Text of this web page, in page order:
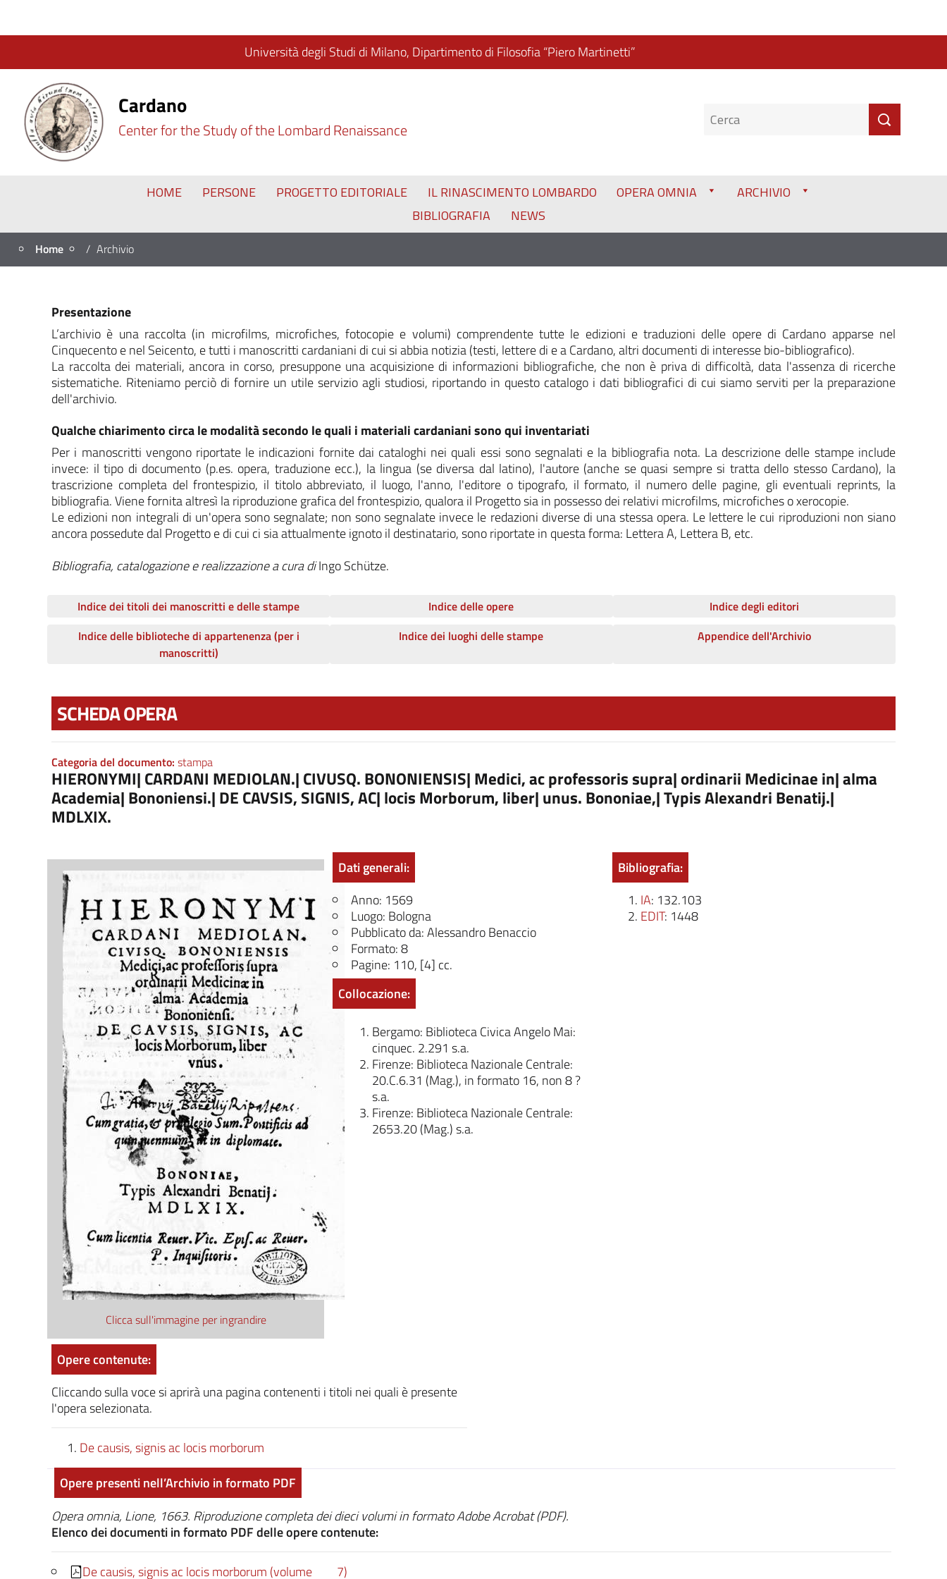
Università degli Studi di Milano, Dipartimento di Filosofia “Piero Martinetti”
Cardano
Center for the Study of the Lombard Renaissance
HOME PERSONE PROGETTO EDITORIALE IL RINASCIMENTO LOMBARDO OPERA OMNIA
ARCHIVIO
BIBLIOGRAFIA
NEWS
Home Archivio
Presentazione
L’archivio è una raccolta (in microfilms, microfiches, fotocopie e volumi) comprendente tutte le edizioni e traduzioni delle opere di Cardano apparse nel
Cinquecento e nel Seicento, e tutti i manoscritti cardaniani di cui si abbia notizia (testi, lettere di e a Cardano, altri documenti di interesse bio-bibliografico).
La raccolta dei materiali, ancora in corso, presuppone una acquisizione di informazioni bibliografiche, che non è priva di difficoltà, data l'assenza di ricerche
sistematiche. Riteniamo perciò di fornire un utile servizio agli studiosi, riportando in questo catalogo i dati bibliografici di cui siamo serviti per la preparazione
dell'archivio.
Qualche chiarimento circa le modalità secondo le quali i materiali cardaniani sono qui inventariati
Per i manoscritti vengono riportate le indicazioni fornite dai cataloghi nei quali essi sono segnalati e la bibliografia nota. La descrizione delle stampe include
invece: il tipo di documento (p.es. opera, traduzione ecc.), la lingua (se diversa dal latino), l'autore (anche se quasi sempre si tratta dello stesso Cardano), la
trascrizione completa del frontespizio, il titolo abbreviato, il luogo, l'anno, l'editore o tipografo, il formato, il numero delle pagine, gli eventuali reprints, la
bibliografia. Viene fornita altresì la riproduzione grafica del frontespizio, qualora il Progetto sia in possesso dei relativi microfilms, microfiches o xerocopie.
Le edizioni non integrali di un'opera sono segnalate; non sono segnalate invece le redazioni diverse di una stessa opera. Le lettere le cui riproduzioni non siano
ancora possedute dal Progetto e di cui ci sia attualmente ignoto il destinatario, sono riportate in questa forma: Lettera A, Lettera B, etc.
Bibliografia, catalogazione e realizzazione a cura diIngo Schütze.
Indice dei titoli dei manoscritti e delle stampe Indice delle opere
Indice degli editori
Indice delle biblioteche di appartenenza (per i
manoscritti)
Indice dei luoghi delle stampe Appendice dell'Archivio
SCHEDA OPERA
Categoria del documento: stampa
HIERONYMI| CARDANI MEDIOLAN.| CIVUSQ. BONONIENSIS| Medici, ac professoris supra| ordinarii Medicinae in| alma
Academia| Bononiensi.| DE CAVSIS, SIGNIS, AC| locis Morborum, liber| unus. Bononiae,| Typis Alexandri Benatij.|
MDLXIX.
Clicca sull'immagine per ingrandire
Dati generali:
Anno: 1569
Luogo: Bologna
Pubblicato da: Alessandro Benaccio
Formato: 8
Pagine: 110, [4] cc.
Bibliografia:
IA: 132.103
EDIT: 1448
Collocazione:
Bergamo: Biblioteca Civica Angelo Mai:
cinquec. 2.291 s.a.
Firenze: Biblioteca Nazionale Centrale:
20.C.6.31 (Mag.), in formato 16, non 8 ?
s.a.
Firenze: Biblioteca Nazionale Centrale:
2653.20 (Mag.) s.a.
Opere contenute:
Cliccando sulla voce si aprirà una pagina contenenti i titoli nei quali è presente
l'opera selezionata.
De causis, signis ac locis morborum
Opere presenti nell’Archivio in formato PDF
Opera omnia, Lione, 1663. Riproduzione completa dei dieci volumi in formato Adobe Acrobat (PDF).
Elenco dei documenti in formato PDF delle opere contenute:
De causis, signis ac locis morborum (volume 7)